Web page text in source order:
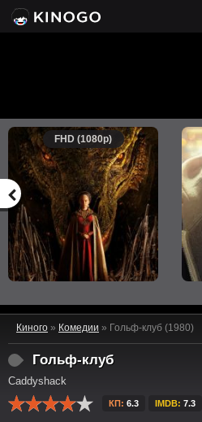
FHD (1080p)
Киного » Комедии » Гольф-клуб (1980)
Гольф-клуб
Caddyshack
КП: 6.3 IMDB: 7.3